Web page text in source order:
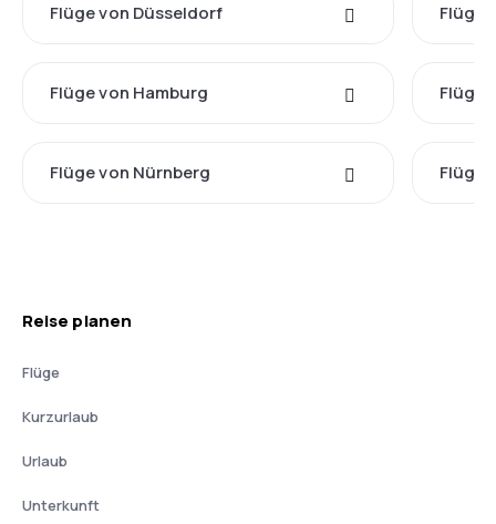
Flüge von Düsseldorf Flüge
Flüge von Hamburg Flüge
Flüge von Nürnberg Flüge
Reise planen
Flüge
Kurzurlaub
Urlaub
Unterkunft